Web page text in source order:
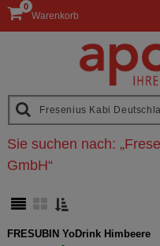
Warenkorb
0
Sie suchen nach: „
GmbH“
FRESUBIN YoDrink Himbeere